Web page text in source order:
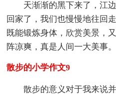
天渐渐的黑下来了，江
回家了，我们也慢慢地往回
既能锻炼身体，欣赏美景，
阵凉爽，真是人间一大美事。
散步的小学作文9
散步的意义对于我来说